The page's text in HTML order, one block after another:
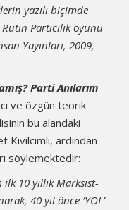
yazılı biçimde
Rutin Particilik oyunu
Yayınları, 2009,
Parti Anılarım
ve özgün teorik
bu alandaki
ardından
söylemektedir:
ilk 10 yıllık Marksist-
40 yıl önce ‘YOL’